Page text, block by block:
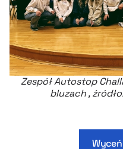
Zespół Autostop
bluzach ,